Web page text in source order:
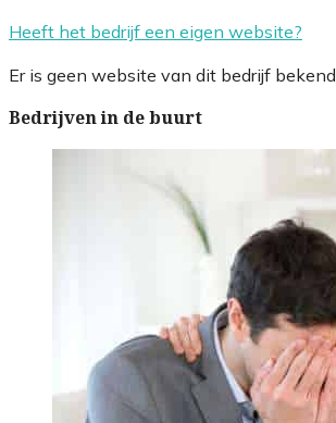
Heeft het bedrijf een eigen website?
Er is geen website van dit bedrijf bekend.
Bedrijven in de buurt